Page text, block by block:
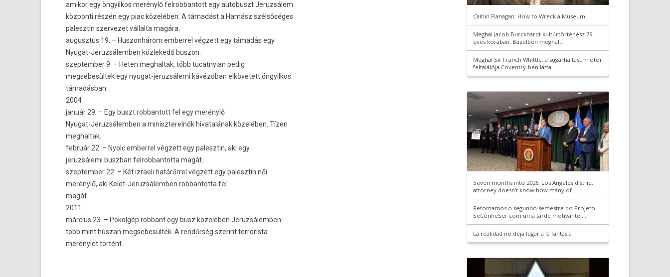
amikor egy öngyil­kos merénylő fel­robban­tott egy autóbuszt Jeruz­sálem
köz­ponti részén egy piac közelében. A támadást a Hamász szélsőséges
palesztin szer­vezet vál­lalta magára.
augusztus 19. – Hus­zonhárom em­ber­rel végzett egy támadás egy
Nyugat-Jeruzsálemben köz­lekedő bus­zon.
szep­temb­er 9. – Heten meg­haltak, több tucat­nyian pedig
meg­sebesül­tek egy nyugat-jeruzsálemi kávézóban el­követett öngyil­kos
támadásban.
2004
január 29. – Egy buszt rob­bantott fel egy merénylő
Nyugat-Jeruzsálemben a miniszterel­nök hivatalának közelében. Tízen
meg­haltak.
február 22. – Nyolc em­ber­rel végzett egy palesztin, aki egy
jeruz­sálemi buszban fel­robban­totta magát.
szep­temb­er 22. – Két iz­raeli határőrrel végzett egy palesztin női
merénylő, aki Kelet-Jeruzsálemben rob­bantot­ta fel
magát.
2011
március 23. – Pokol­gép rob­bant egy busz közelében Jeruz­sálemb­en:
több mint húszan meg­sebesül­tek. A rendőrség szerint ter­roris­ta
merénylet történt.